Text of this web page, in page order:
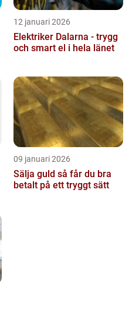
12 januari 2026
Elektriker Dalarna - trygg
och smart el i hela länet
09 januari 2026
Sälja guld så får du bra
betalt på ett tryggt sätt